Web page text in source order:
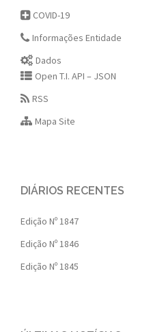
COVID-19
Informações Entidade
Dados
Open T.I. API – JSON
RSS
Mapa Site
DIÁRIOS RECENTES
Edição Nº 1847
Edição Nº 1846
Edição Nº 1845